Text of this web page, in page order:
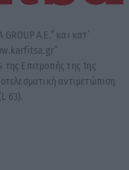
A.E.” και κατ’
Επιτροπής της 1ης
αντιμετώπιση
63).